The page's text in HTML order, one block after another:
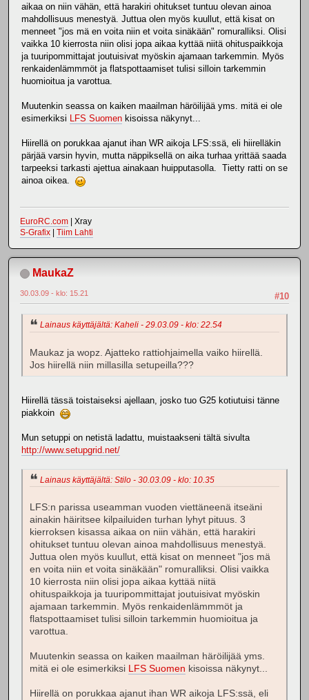
aikaa on niin vähän, että harakiri ohitukset tuntuu olevan ainoa
mahdollisuus menestyä. Juttua olen myös kuullut, että kisat on
menneet "jos mä en voita niin et voita sinäkään" romuralliksi. Olisi
vaikka 10 kierrosta niin olisi jopa aikaa kyttää niitä ohituspaikkoja
ja tuuripommittajat joutuisivat myöskin ajamaan tarkemmin. Myös
renkaidenlämmmöt ja flatspottaamiset tulisi silloin tarkemmin
huomioitua ja varottua.
Muutenkin seassa on kaiken maailman häröilijää yms. mitä ei ole
esimerkiksi LFS Suomen kisoissa näkynyt...
Hiirellä on porukkaa ajanut ihan WR aikoja LFS:ssä, eli hiirelläkin
pärjää varsin hyvin, mutta näppiksellä on aika turhaa yrittää saada
tarpeeksi tarkasti ajettua ainakaan huipputasolla. Tietty ratti on se
ainoa oikea.
EuroRC.com | Xray
S-Grafix
Tiim Lahti
MaukaZ
#10
30.03.09 - klo: 15.21
Lainaus käyttäjältä: Kaheli - 29.03.09 - klo: 22.54
Maukaz ja wopz. Ajatteko rattiohjaimella vaiko hiirellä.
Jos hiirellä niin millasilla setupeilla???
Hiirellä tässä toistaiseksi ajellaan, josko tuo G25 kotiutuisi tänne
piakkoin
Mun setuppi on netistä ladattu, muistaakseni tältä sivulta
http://www.setupgrid.net/
Lainaus käyttäjältä: Stilo - 30.03.09 - klo: 10.35
LFS:n parissa useamman vuoden viettäneenä itseäni
ainakin häiritsee kilpailuiden turhan lyhyt pituus. 3
kierroksen kisassa aikaa on niin vähän, että harakiri
ohitukset tuntuu olevan ainoa mahdollisuus menestyä.
Juttua olen myös kuullut, että kisat on menneet "jos mä
en voita niin et voita sinäkään" romuralliksi. Olisi vaikka
10 kierrosta niin olisi jopa aikaa kyttää niitä
ohituspaikkoja ja tuuripommittajat joutuisivat myöskin
ajamaan tarkemmin. Myös renkaidenlämmmöt ja
flatspottaamiset tulisi silloin tarkemmin huomioitua ja
varottua.
Muutenkin seassa on kaiken maailman häröilijää yms.
mitä ei ole esimerkiksi LFS Suomen kisoissa näkynyt...
Hiirellä on porukkaa ajanut ihan WR aikoja LFS:ssä, eli